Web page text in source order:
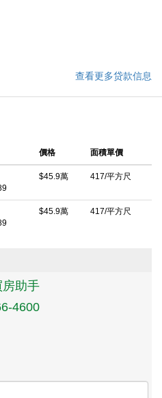
查看更多贷款信息
價格 面積單價
$45.9萬 417/平方尺
$45.9萬 417/平方尺
房助手
4600